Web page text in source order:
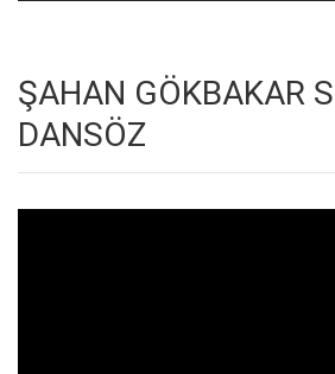
ŞAHAN GÖKBAKAR
DANSÖZ